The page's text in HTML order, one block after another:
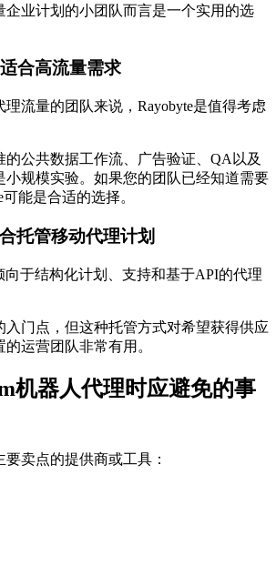
企业计划的小团队而言是一个实用的选
合高流量需求
流量的团队来说，Rayobyte是值得考虑
的公共数据工作流、广告验证、QA以及
小规模实验。如果您的团队已经知道需要
能是合适的选择。
托管移动代理计划
向于结构化计划、支持和基于API的代理
入门点，但这种托管方式对希望获得供应
运营团队非常有用。
机器人代理时应避免的事
卖点的提供商或工具：